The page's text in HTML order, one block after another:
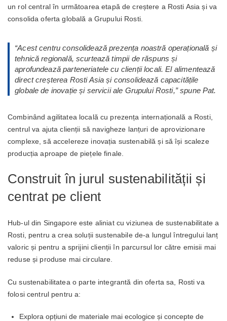
un rol central în următoarea etapă de creștere a Rosti Asia și va
consolida oferta globală a Grupului Rosti.
“Acest centru consolidează prezența noastră operațională și
tehnică regională, scurtează timpii de răspuns și
aprofundează parteneriatele cu clienții locali. El alimentează
direct creșterea Rosti Asia și consolidează capacitățile
globale de inovație și servicii ale Grupului Rosti,” spune Pat.
Combinând agilitatea locală cu prezența internațională a Rosti,
centrul va ajuta clienții să navigheze lanțuri de aprovizionare
complexe, să accelereze inovația sustenabilă și să își scaleze
producția aproape de piețele finale.
Construit în jurul sustenabilității și
centrat pe client
Hub-ul din Singapore este aliniat cu viziunea de sustenabilitate a
Rosti, pentru a crea soluții sustenabile de-a lungul întregului lanț
valoric și pentru a sprijini clienții în parcursul lor către emisii mai
reduse și produse mai circulare.
Cu sustenabilitatea o parte integrantă din oferta sa, Rosti va
folosi centrul pentru a:
Explora opțiuni de materiale mai ecologice și concepte de